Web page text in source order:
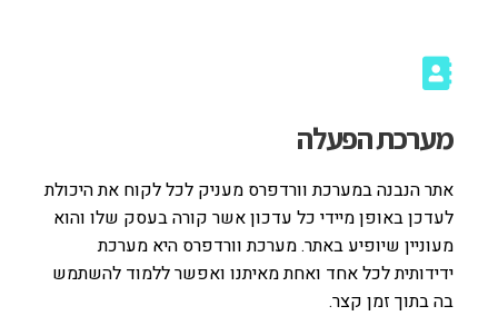
מערכת הפעלה
אתר הנבנה במערכת וורדפרס מעניק לכל לקוח את היכולת
לעדכן באופן מיידי כל עדכון אשר קורה בעסק שלו והוא
מעוניין שיופיע באתר. מערכת וורדפרס היא מערכת
ידידותית לכל אחד ואחת מאיתנו ואפשר ללמוד להשתמש
בה בתוך זמן קצר.